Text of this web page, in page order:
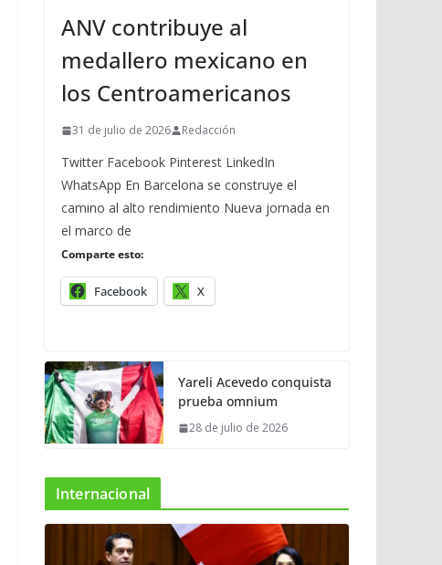
ANV contribuye al
medallero mexicano en
los Centroamericanos
31 de julio de 2026 Redacción
Twitter Facebook Pinterest LinkedIn
WhatsApp En Barcelona se construye el
camino al alto rendimiento Nueva jornada en
el marco de
Comparte esto:
Facebook X
Yareli Acevedo conquista
prueba omnium
28 de julio de 2026
Internacional